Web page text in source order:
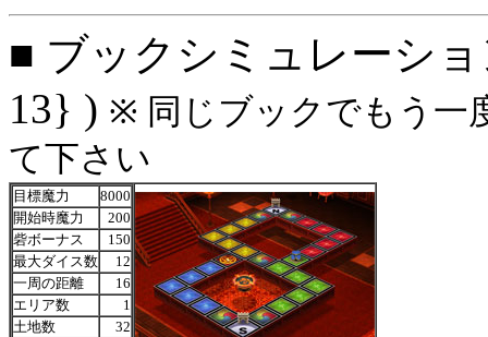
■ ブックシミュレーシ
13} ) ※ 同じブックでもう一
て下さい
目標魔力
8000
開始時魔力
200
砦ボーナス
150
最大ダイス数
12
一周の距離
16
エリア数
1
土地数
32